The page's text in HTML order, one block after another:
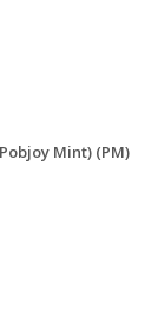
Mint) (PM)